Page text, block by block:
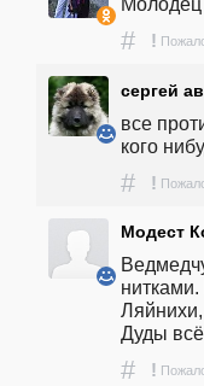
# !
сергей
все
кого
# !
Модест
Дуды
# !